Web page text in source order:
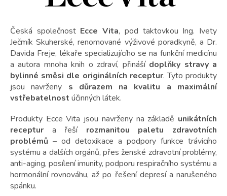
Česká společnost Ecce Vita, pod taktovkou Ing. Ivety
Ječmík Skuherské, renomované výživové poradkyně, a Dr.
Davida Freje, lékaře specializujícího se na funkční medicínu
a autora mnoha knih o zdraví, přináší doplňky stravy a
bylinné směsi dle originálních receptur. Tyto produkty
jsou navrženy s důrazem na kvalitu a maximální
vstřebatelnost účinných látek.
Produkty Ecce Vita jsou navrženy na základě unikátních
receptur a řeší rozmanitou paletu zdravotních
problémů – od detoxikace a podpory funkce trávicího
systému a dalších orgánů, přes ženské zdravotní problémy,
anti-aging, posílení imunity, podporu respiračního systému a
hormonální rovnováhu, až po řešení depresí a narušeného
spánku.
r
o
d
u
k
t
ů